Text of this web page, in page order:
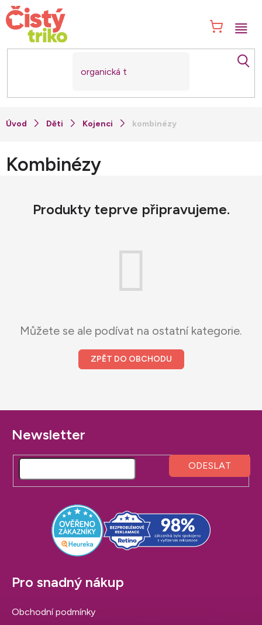
Přejít
na
obsah
Děti Kojenci kombinézy
Kombinézy
Produkty teprve připravujeme.
Můžete se ale podívat na ostatní kategorie.
ZPĚT DO OBCHODU
Z
á
a
Pro snadný nákup
Obchodní podmínky